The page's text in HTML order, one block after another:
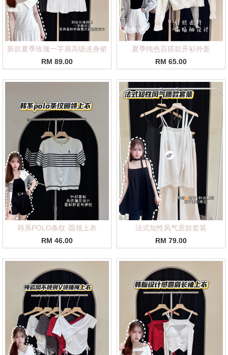
新款夏季玫瑰一字肩高级连身裙
RM 89.00
夏季纯色百搭款开衫外套
RM 65.00
韩系POLO条纹·圆领上衣
RM 46.00
法式知性风气质款套装
RM 79.00